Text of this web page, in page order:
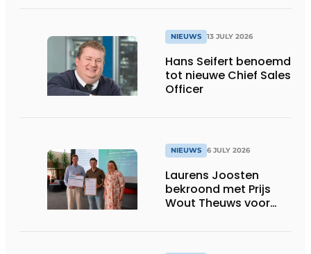
NIEUWS 13 JULY 2026
Hans Seifert benoemd
tot nieuwe Chief Sales
Officer
NIEUWS 6 JULY 2026
Laurens Joosten
bekroond met Prijs
Wout Theuws voor